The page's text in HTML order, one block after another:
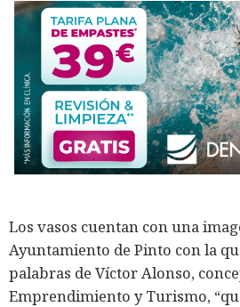
Los vasos cuentan con una
Ayuntamiento de Pinto con la
palabras de Víctor Alonso,
Emprendimiento y Turismo,